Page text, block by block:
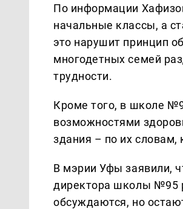
По информации
начальные классы, а
это нарушит принцип
многодетных семей
трудности.
Кроме того, в школе
возможностями
здания – по их словам,
В мэрии Уфы заявили,
директора школы №95
обсуждаются, но